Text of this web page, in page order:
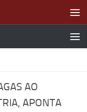
AO
APONTA